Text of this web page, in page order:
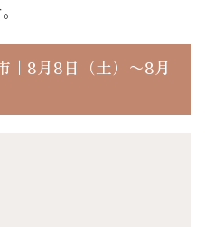
｜8月8日（土）〜8月